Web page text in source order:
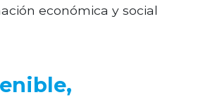
económica y social